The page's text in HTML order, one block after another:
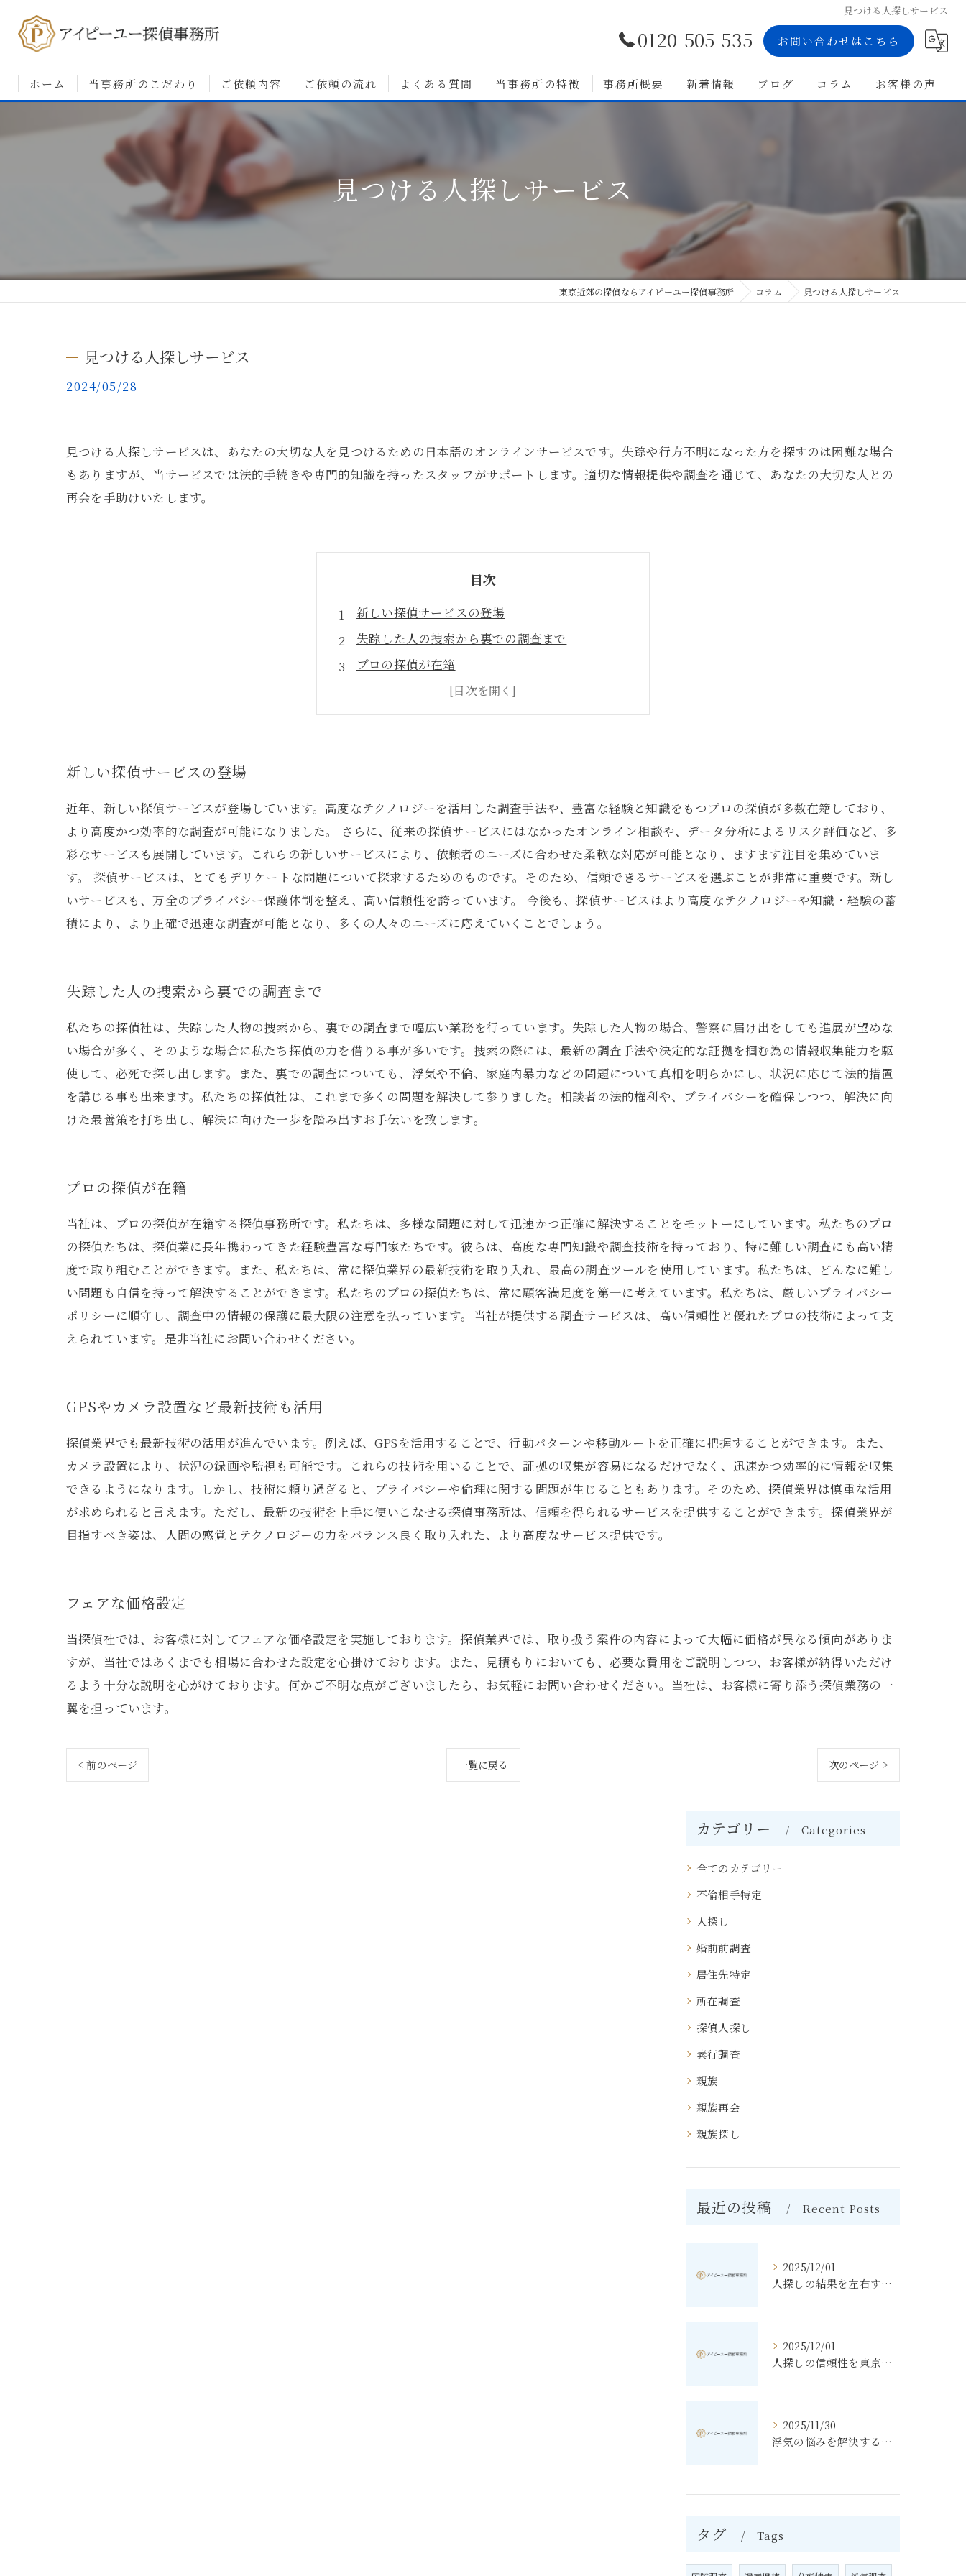
見つける人探しサービス
0120-505-535 お問い合わせはこちら
ホーム 当事務所のこだわり ご依頼内容
浮気調査について
婚前調査について
素行・行動調査について
ご依頼の流れ よくある質問 当事務所の特徴
人探し
事務所概要 新着情報 ブログ コラム お客様の声
見つける人探しサービス
東京近郊の探偵ならアイピーユー探偵事務所 コラム 見つける人探しサービス
見つける人探しサービス
2024/05/28
見つける人探しサービスは、あなたの大切な人を見つけるための日本語のオンラインサービスです。失踪や行方不明になった方を探すのは困難な場合
もありますが、当サービスでは法的手続きや専門的知識を持ったスタッフがサポートします。適切な情報提供や調査を通じて、あなたの大切な人との
再会を手助けいたします。
目次
新しい探偵サービスの登場
失踪した人の捜索から裏での調査まで
プロの探偵が在籍
GPSやカメラ設置など最新技術も活用
フェアな価格設定
新しい探偵サービスの登場
近年、新しい探偵サービスが登場しています。高度なテクノロジーを活用した調査手法や、豊富な経験と知識をもつプロの探偵が多数在籍しており、
より高度かつ効率的な調査が可能になりました。 さらに、従来の探偵サービスにはなかったオンライン相談や、データ分析によるリスク評価など、多
彩なサービスも展開しています。これらの新しいサービスにより、依頼者のニーズに合わせた柔軟な対応が可能となり、ますます注目を集めていま
す。 探偵サービスは、とてもデリケートな問題について探求するためのものです。そのため、信頼できるサービスを選ぶことが非常に重要です。新し
いサービスも、万全のプライバシー保護体制を整え、高い信頼性を誇っています。 今後も、探偵サービスはより高度なテクノロジーや知識・経験の蓄
積により、より正確で迅速な調査が可能となり、多くの人々のニーズに応えていくことでしょう。
失踪した人の捜索から裏での調査まで
私たちの探偵社は、失踪した人物の捜索から、裏での調査まで幅広い業務を行っています。失踪した人物の場合、警察に届け出をしても進展が望めな
い場合が多く、そのような場合に私たち探偵の力を借りる事が多いです。捜索の際には、最新の調査手法や決定的な証拠を掴む為の情報収集能力を駆
使して、必死で探し出します。また、裏での調査についても、浮気や不倫、家庭内暴力などの問題について真相を明らかにし、状況に応じて法的措置
を講じる事も出来ます。私たちの探偵社は、これまで多くの問題を解決して参りました。相談者の法的権利や、プライバシーを確保しつつ、解決に向
けた最善策を打ち出し、解決に向けた一歩を踏み出すお手伝いを致します。
プロの探偵が在籍
当社は、プロの探偵が在籍する探偵事務所です。私たちは、多様な問題に対して迅速かつ正確に解決することをモットーにしています。私たちのプロ
の探偵たちは、探偵業に長年携わってきた経験豊富な専門家たちです。彼らは、高度な専門知識や調査技術を持っており、特に難しい調査にも高い精
度で取り組むことができます。また、私たちは、常に探偵業界の最新技術を取り入れ、最高の調査ツールを使用しています。私たちは、どんなに難し
い問題も自信を持って解決することができます。私たちのプロの探偵たちは、常に顧客満足度を第一に考えています。私たちは、厳しいプライバシー
ポリシーに順守し、調査中の情報の保護に最大限の注意を払っています。当社が提供する調査サービスは、高い信頼性と優れたプロの技術によって支
えられています。是非当社にお問い合わせください。
GPSやカメラ設置など最新技術も活用
探偵業界でも最新技術の活用が進んでいます。例えば、GPSを活用することで、行動パターンや移動ルートを正確に把握することができます。また、
カメラ設置により、状況の録画や監視も可能です。これらの技術を用いることで、証拠の収集が容易になるだけでなく、迅速かつ効率的に情報を収集
できるようになります。しかし、技術に頼り過ぎると、プライバシーや倫理に関する問題が生じることもあります。そのため、探偵業界は慎重な活用
が求められると言えます。ただし、最新の技術を上手に使いこなせる探偵事務所は、信頼を得られるサービスを提供することができます。探偵業界が
目指すべき姿は、人間の感覚とテクノロジーの力をバランス良く取り入れた、より高度なサービス提供です。
フェアな価格設定
当探偵社では、お客様に対してフェアな価格設定を実施しております。探偵業界では、取り扱う案件の内容によって大幅に価格が異なる傾向がありま
すが、当社ではあくまでも相場に合わせた設定を心掛けております。また、見積もりにおいても、必要な費用をご説明しつつ、お客様が納得いただけ
るよう十分な説明を心がけております。何かご不明な点がございましたら、お気軽にお問い合わせください。当社は、お客様に寄り添う探偵業務の一
翼を担っています。
< 前のページ 一覧に戻る 次のページ >
カテゴリー Categories
全てのカテゴリー
不倫相手特定
人探し
婚前前調査
居住先特定
所在調査
探偵人探し
素行調査
親族
親族再会
親族探し
最近の投稿 Recent Posts
2025/12/01
人探しの結果を左右する東京都文京区での調査手順と費用相場
2025/12/01
人探しの信頼性を東京都豊島区で高める探偵選びのポイント
2025/11/30
浮気の悩みを解決する素行調査と東京都北区で知っておきたいポイント
タグ Tags